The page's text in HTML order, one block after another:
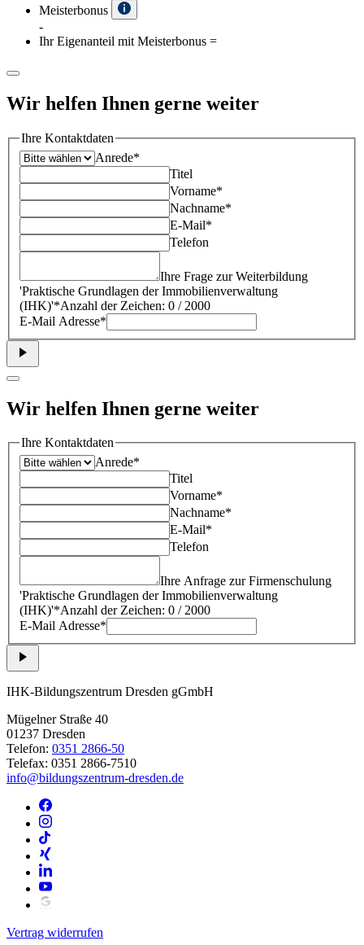
Meisterbonus
-
Ihr Eigenanteil mit Meisterbonus =
Wir helfen Ihnen gerne weiter
Ihre Kontaktdaten
Anrede*
Titel
Vorname*
Nachname*
E-Mail*
Telefon
Ihre Frage zur Weiterbildung
'Praktische Grundlagen der Immobilienverwaltung
(IHK)'*Anzahl der Zeichen: 0 / 2000
E-Mail Adresse*
Wir helfen Ihnen gerne weiter
Ihre Kontaktdaten
Anrede*
Titel
Vorname*
Nachname*
E-Mail*
Telefon
Ihre Anfrage zur Firmenschulung
'Praktische Grundlagen der Immobilienverwaltung
(IHK)'*Anzahl der Zeichen: 0 / 2000
E-Mail Adresse*
IHK-Bildungszentrum Dresden gGmbH
Mügelner Straße 40
01237 Dresden
Telefon: 0351 2866-50
Telefax: 0351 2866-7510
info@bildungszentrum-dresden.de
Vertrag widerrufen